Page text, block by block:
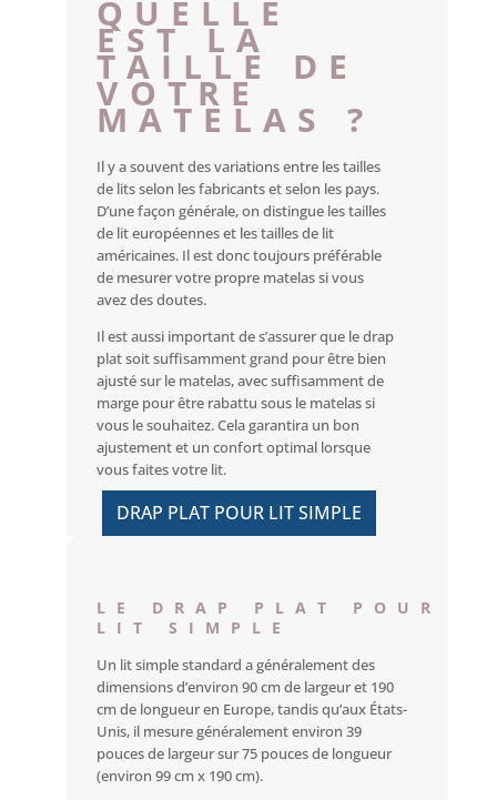
QUELLE
EST LA
TAILLE DE
VOTRE
MATELAS ?
Il y a souvent des variations entre les tailles
de lits selon les fabricants et selon les pays.
D’une façon générale, on distingue les tailles
de lit européennes et les tailles de lit
américaines. Il est donc toujours préférable
de mesurer votre propre matelas si vous
avez des doutes.
Il est aussi important de s’assurer que le drap
plat soit suffisamment grand pour être bien
ajusté sur le matelas, avec suffisamment de
marge pour être rabattu sous le matelas si
vous le souhaitez. Cela garantira un bon
ajustement et un confort optimal lorsque
vous faites votre lit.
DRAP PLAT POUR LIT SIMPLE
LE DRAP PLAT POUR
LIT SIMPLE
Un lit simple standard a généralement des
dimensions d’environ 90 cm de largeur et 190
cm de longueur en Europe, tandis qu’aux États-
Unis, il mesure généralement environ 39
pouces de largeur sur 75 pouces de longueur
(environ 99 cm x 190 cm).